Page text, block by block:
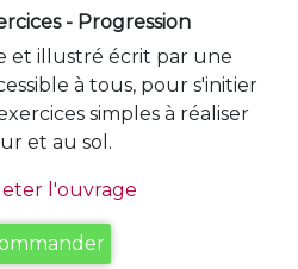
- Progression
et illustré écrit par une
à tous, pour s'initier
simples à réaliser
et au sol.
l'ouvrage